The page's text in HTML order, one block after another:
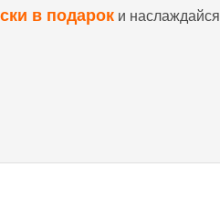
в подарок и наслаждайся